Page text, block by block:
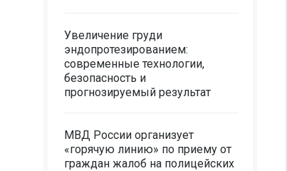
Увеличение груди
эндопротезированием:
современные технологии,
безопасность и
прогнозируемый результат
МВД России организует
«горячую линию» по приему от
граждан жалоб на полицейских